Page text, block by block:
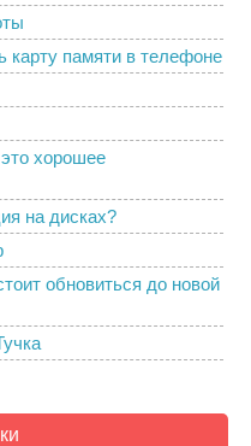
карту памяти в телефоне
хорошее
на дисках?
обновиться до новой